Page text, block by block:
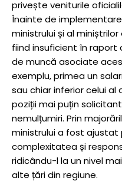
privește veniturile
Înainte de
ministrului și al
fiind insuficient în raport
de muncă asociate
exemplu, primea un
sau chiar inferior celui al
poziții mai puțin
nemulțumiri. Prin
ministrului a fost
complexitatea și
ridicându-l la un nivel
alte țări din regiune.